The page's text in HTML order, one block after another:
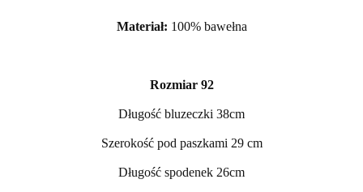
Materiał: 100% bawełna
Rozmiar 92
Długość bluzeczki 38cm
Szerokość pod paszkami 29 cm
Długość spodenek 26cm